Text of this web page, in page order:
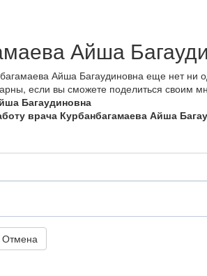
Айша
Айша Багаудиновна еще нет ни
если вы сможете поделиться своим
Багаудиновна
врача Курбанбагамаева Айша
Отмена